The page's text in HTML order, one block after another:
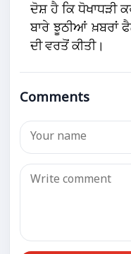
ਦੋਸ਼ ਹੈ ਕਿ ਧੋਖਾਧੜੀ
ਬਾਰੇ ਝੂਠੀਆਂ ਖ਼ਬਰਾਂ
ਦੀ ਵਰਤੋਂ ਕੀਤੀ।
Comments